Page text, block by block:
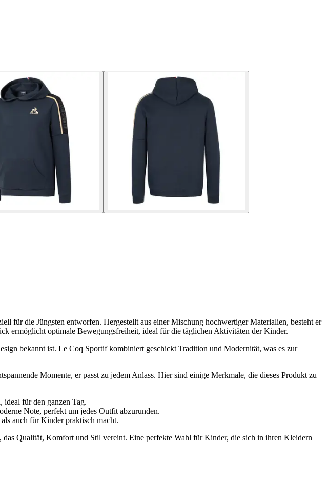
die Jüngsten entworfen. Hergestellt aus einer Mischung hochwertiger Materialien, besteht er
ermöglicht optimale Bewegungsfreiheit, ideal für die täglichen Aktivitäten der Kinder.
bekannt ist. Le Coq Sportif kombiniert geschickt Tradition und Modernität, was es zur
Momente, er passt zu jedem Anlass. Hier sind einige Merkmale, die dieses Produkt zu
ideal für den ganzen Tag.
Note, perfekt um jedes Outfit abzurunden.
auch für Kinder praktisch macht.
Qualität, Komfort und Stil vereint. Eine perfekte Wahl für Kinder, die sich in ihren Kleidern